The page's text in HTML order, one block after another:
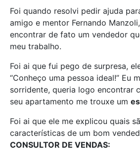
Foi quando resolvi pedir ajuda
amigo e mentor Fernando
encontrar de fato um vendedor
meu trabalho.
Foi ai que fui pego de surpresa,
“Conheço uma pessoa ideal!” Eu
sorridente, queria logo encontrar
seu apartamento me trouxe um
Foi ai que ele me explicou quais
características de um bom
CONSULTOR DE VENDAS: